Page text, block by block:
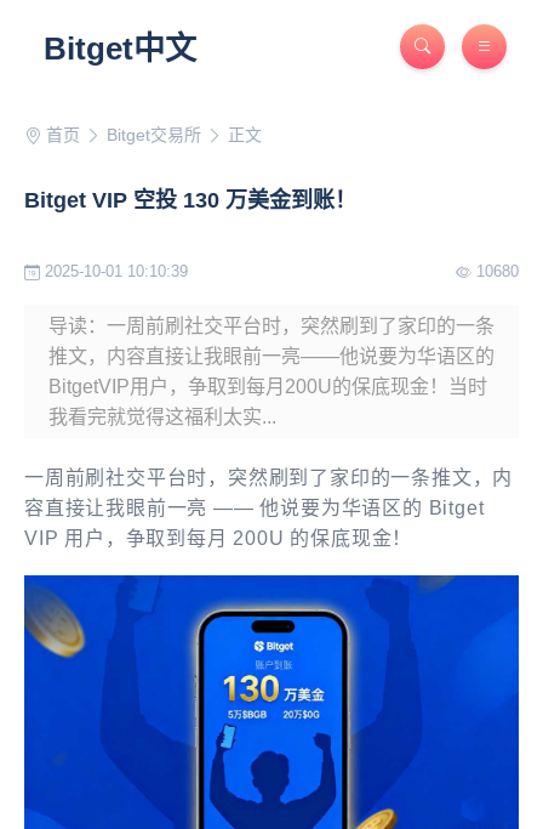
Bitget中文
首页 Bitget交易所 正文
Bitget VIP 空投 130 万美金到账！
2025-10-01 10:10:39 10680
导读：一周前刷社交平台时，突然刷到了家印的一条
推文，内容直接让我眼前一亮——他说要为华语区的
BitgetVIP用户，争取到每月200U的保底现金！当时
我看完就觉得这福利太实...
一周前刷社交平台时，突然刷到了家印的一条推文，内
容直接让我眼前一亮 —— 他说要为华语区的 Bitget
VIP 用户，争取到每月 200U 的保底现金！